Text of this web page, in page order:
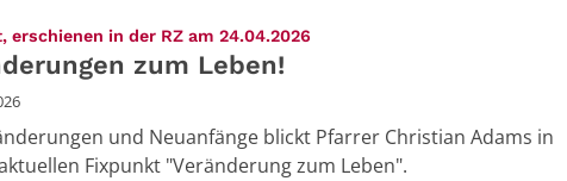
erschienen in der RZ am 24.04.2026
zum Leben!
und Neuanfänge blickt Pfarrer Christian Adams in
Fixpunkt "Veränderung zum Leben".